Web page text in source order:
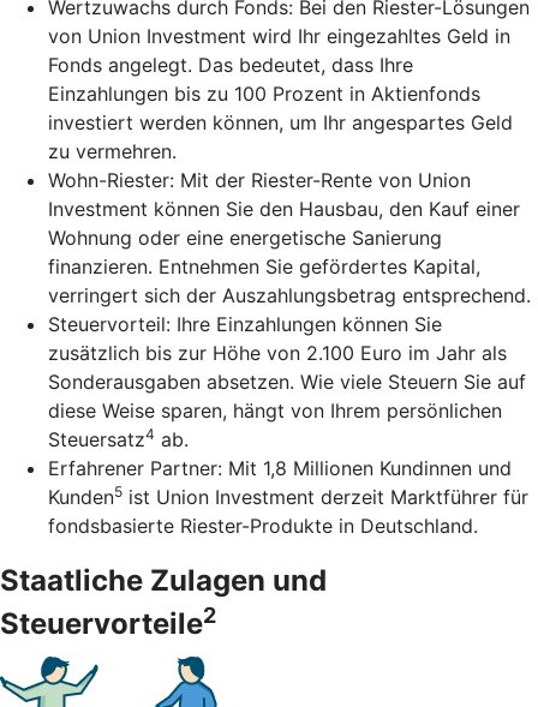
Wertzuwachs durch Fonds: Bei den Riester-Lösungen
von Union Investment wird Ihr eingezahltes Geld in
Fonds angelegt. Das bedeutet, dass Ihre
Einzahlungen bis zu 100 Prozent in Aktienfonds
investiert werden können, um Ihr angespartes Geld
zu vermehren.
Wohn-Riester: Mit der Riester-Rente von Union
Investment können Sie den Hausbau, den Kauf einer
Wohnung oder eine energetische Sanierung
finanzieren. Entnehmen Sie gefördertes Kapital,
verringert sich der Auszahlungsbetrag entsprechend.
Steuervorteil: Ihre Einzahlungen können Sie
zusätzlich bis zur Höhe von 2.100 Euro im Jahr als
Sonderausgaben absetzen. Wie viele Steuern Sie auf
diese Weise sparen, hängt von Ihrem persönlichen
Steuersatz4 ab.
Erfahrener Partner: Mit 1,8 Millionen Kundinnen und
Kunden5 ist Union Investment derzeit Marktführer für
fondsbasierte Riester-Produkte in Deutschland.
Staatliche Zulagen und
Steuervorteile2